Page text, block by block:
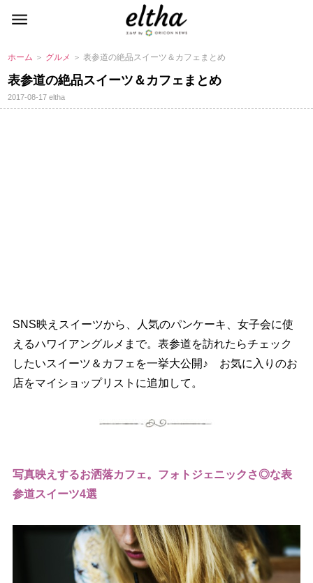
ホーム ＞ グルメ ＞ 表参道の絶品スイーツ＆カフェまとめ
表参道の絶品スイーツ＆カフェまとめ
2017-08-17eltha
SNS映えスイーツから、人気のパンケーキ、女子会に使
えるハワイアングルメまで。表参道を訪れたらチェック
したいスイーツ＆カフェを一挙大公開♪ お気に入りのお
店をマイショップリストに追加して。
写真映えするお洒落カフェ。フォトジェニックさ◎な表
参道スイーツ4選